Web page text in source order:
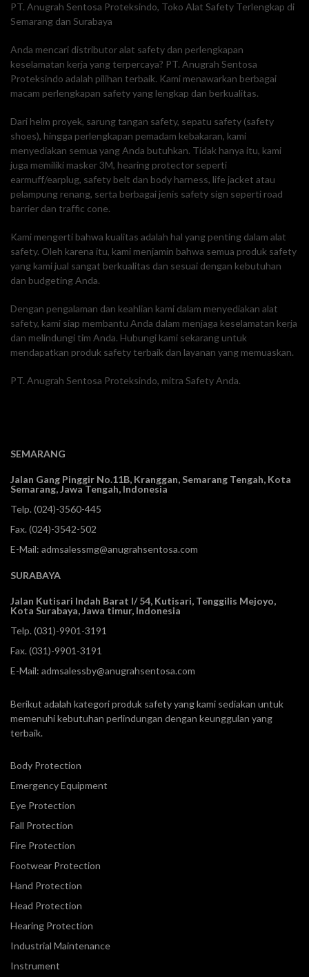
PT. Anugrah Sentosa Proteksindo, Toko Alat Safety Terlengkap di
Semarang dan Surabaya
Anda mencari distributor alat safety dan perlengkapan
keselamatan kerja yang terpercaya? PT. Anugrah Sentosa
Proteksindo adalah pilihan terbaik. Kami menawarkan berbagai
macam perlengkapan safety yang lengkap dan berkualitas.
Dari helm proyek, sarung tangan safety, sepatu safety (safety
shoes), hingga perlengkapan pemadam kebakaran, kami
menyediakan semua yang Anda butuhkan. Tidak hanya itu, kami
juga memiliki masker 3M, hearing protector seperti
earmuff/earplug, safety belt dan body harness, life jacket atau
pelampung renang, serta berbagai jenis safety sign seperti road
barrier dan traffic cone.
Kami mengerti bahwa kualitas adalah hal yang penting dalam alat
safety. Oleh karena itu, kami menjamin bahwa semua produk safety
yang kami jual sangat berkualitas dan sesuai dengan kebutuhan
dan budgeting Anda.
Dengan pengalaman dan keahlian kami dalam menyediakan alat
safety, kami siap membantu Anda dalam menjaga keselamatan kerja
dan melindungi tim Anda. Hubungi kami sekarang untuk
mendapatkan produk safety terbaik dan layanan yang memuaskan.
PT. Anugrah Sentosa Proteksindo, mitra Safety Anda.
SEMARANG
Jalan Gang Pinggir No.11B, Kranggan,Semarang Tengah, Kota
Semarang, Jawa Tengah, Indonesia
Telp. (024)-3560-445
Fax. (024)-3542-502
E-Mail: admsalessmg@anugrahsentosa.com
SURABAYA
Jalan Kutisari Indah Barat I/ 54, Kutisari, Tenggilis Mejoyo,
Kota Surabaya, Jawa timur, Indonesia
Telp. (031)-9901-3191
Fax. (031)-9901-3191
E-Mail: admsalessby@anugrahsentosa.com
Berikut adalah kategori produk safety yang kami sediakan untuk
memenuhi kebutuhan perlindungan dengan keunggulan yang
terbaik.
Body Protection
Emergency Equipment
Eye Protection
Fall Protection
Fire Protection
Footwear Protection
Hand Protection
Head Protection
Hearing Protection
Industrial Maintenance
Instrument